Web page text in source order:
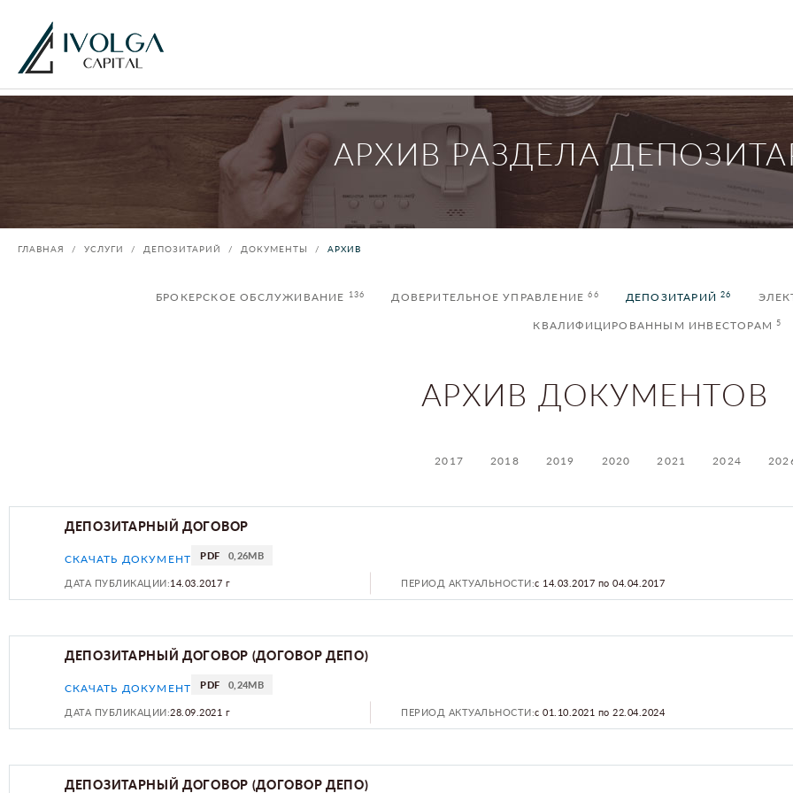
АРХИВ РАЗДЕЛА
ГЛАВНАЯ УСЛУГИ ДЕПОЗИТАРИЙ ДОКУМЕНТЫ АРХИВ
БРОКЕРСКОЕ ОБСЛУЖИВАНИЕ 136 ДОВЕРИТЕЛЬНОЕ УПРАВЛЕНИЕ66 ДЕПОЗИТАРИЙ26
КВАЛИФИЦИРОВАННЫМ ИНВЕСТОРАМ 5
АРХИВ ДОКУМЕНТОВ
2017 2018 2019 2020 2021 2024
ДЕПОЗИТАРНЫЙ ДОГОВОР
СКАЧАТЬ ДОКУМЕНТ PDF 0,26MB
ДАТА ПУБЛИКАЦИИ:14.03.2017 г ПЕРИОД АКТУАЛЬНОСТИ:с 14.03.2017 по 04.04.2017
ДЕПОЗИТАРНЫЙ ДОГОВОР (ДОГОВОР ДЕПО)
СКАЧАТЬ ДОКУМЕНТ PDF 0,24MB
ДАТА ПУБЛИКАЦИИ:28.09.2021 г ПЕРИОД АКТУАЛЬНОСТИ:с 01.10.2021 по 22.04.2024
ДЕПОЗИТАРНЫЙ ДОГОВОР (ДОГОВОР ДЕПО)